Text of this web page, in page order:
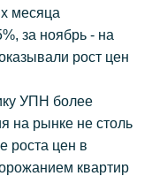
месяца
за ноябрь - на
рост цен
УПН более
на рынке не столь
роста цен в
квартир